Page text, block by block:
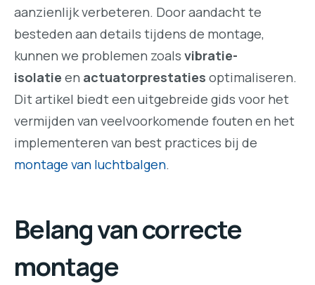
aanzienlijk verbeteren. Door aandacht te
besteden aan details tijdens de montage,
kunnen we problemen zoals vibratie-
isolatie en actuatorprestaties optimaliseren.
Dit artikel biedt een uitgebreide gids voor het
vermijden van veelvoorkomende fouten en het
implementeren van best practices bij de
montage van luchtbalgen.
Belang van correcte
montage